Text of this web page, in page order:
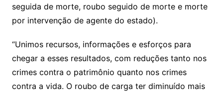
seguida de morte, roubo seguido de morte e morte
por intervenção de agente do estado).
“Unimos recursos, informações e esforços para
chegar a esses resultados, com reduções tanto nos
crimes contra o patrimônio quanto nos crimes
contra a vida. O roubo de carga ter diminuído mais